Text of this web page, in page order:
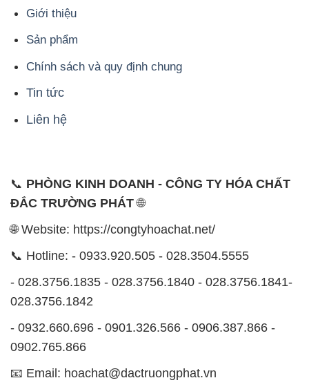
Tin tức
Liên hệ
📞
PHÒNG KINH DOANH - CÔNG TY HÓA CHẤT
ĐẮC TRƯỜNG PHÁT
- 028.3756.1835 - 028.3756.1840 - 028.3756.1841-
0902.765.866
📧 Email: hoachat@dactruongphat.vn
ĐỊA CHỈ
1229C Quốc lộ 1A, Phường Bình Trị Đông B,
Quận Bình Tân, TP. Hồ Chí Minh